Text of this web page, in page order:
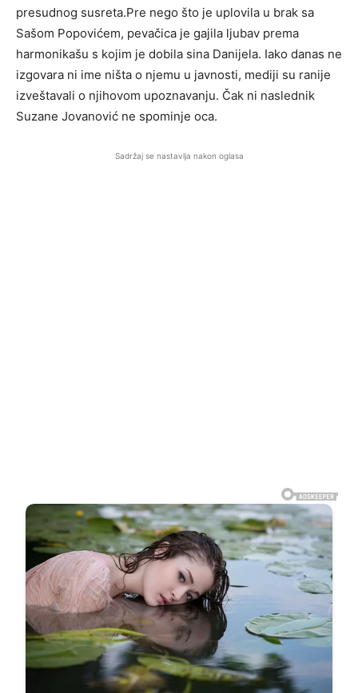
presudnog susreta.Pre nego što je uplovila u brak sa
Sašom Popovićem, pevačica je gajila ljubav prema
harmonikašu s kojim je dobila sina Danijela. Iako danas ne
izgovara ni ime ništa o njemu u javnosti, mediji su ranije
izveštavali o njihovom upoznavanju. Čak ni naslednik
Suzane Jovanović ne spominje oca.
Sadržaj se nastavlja nakon oglasa